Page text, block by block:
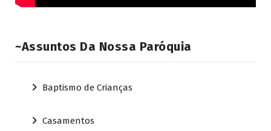
~Assuntos Da Nossa Paróquia
Baptismo de Crianças
Casamentos